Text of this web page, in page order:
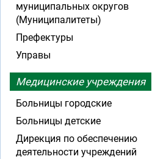
муниципальных округов
(Муниципалитеты)
Префектуры
Управы
Медицинские учреждения
Больницы городские
Больницы детские
Дирекция по обеспечению
деятельности учреждений